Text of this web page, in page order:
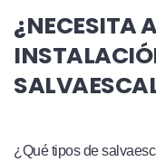
¿NECESITA
¿Qué tipos de